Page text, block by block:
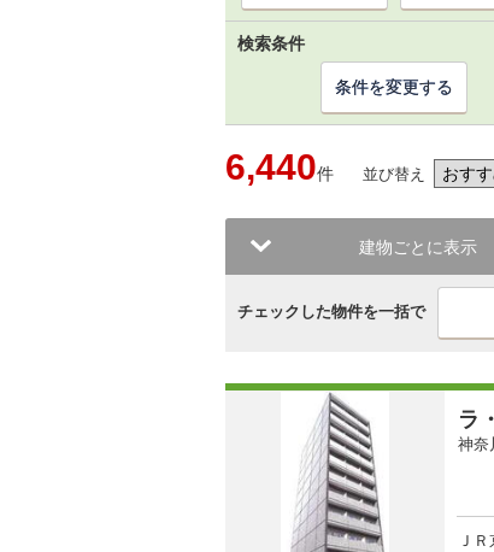
検索条件
条件を変更する
6,440件 並び替え
建物ごとに表示
チェックした物件を一括で
ラ
神奈
Ｊ